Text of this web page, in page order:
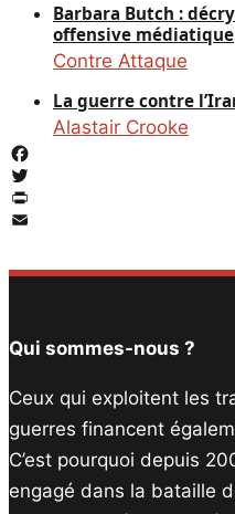
Barbara Butch :
offensive médiatique
Contre Attaque
La guerre contre
Alastair Crooke
Facebook
Twitter
PrintFriendly
Qui sommes-nous ?
Ceux qui exploitent les
guerres financent
C’est pourquoi depuis
engagé dans la bataille